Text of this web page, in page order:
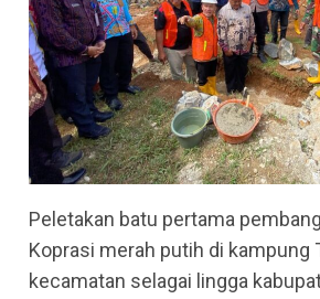
Peletakan batu pertama
Koprasi merah putih di kampung
kecamatan selagai lingga